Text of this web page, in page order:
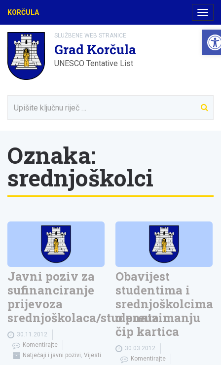
KORČULA
SLUŽBENE WEB STRANICE
Grad Korčula
UNESCO Tentative List
Oznaka:
srednjoškolci
Javni poziv za
sufinanciranje
prijevoza
srednjoškolaca/studenata
30.11.2012
Komentirajte
Natječaji i javni pozivi, Vijesti
Obavijest
studentima i
srednjoškolcima
o preuzimanju
čip kartica
30.03.2012
Komentirajte